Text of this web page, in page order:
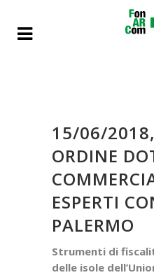
15/06/2018,
ORDINE
ESPERTI
PALERMO
Strumenti di
delle isole